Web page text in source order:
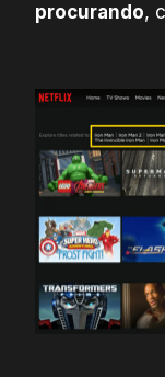
procurando,